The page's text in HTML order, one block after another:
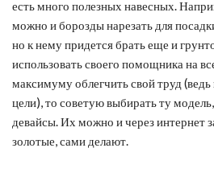
есть много полезных навесных.
можно и борозды нарезать для
но к нему придется брать еще и
использовать своего помощника на
максимуму облегчить свой труд
цели), то советую выбирать ту
девайсы. Их можно и через интернет
золотые, сами делают.